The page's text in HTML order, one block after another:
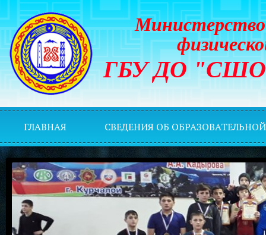
Министерство
ГБУ ДО "СШОР
ГЛАВНАЯ СВЕДЕНИЯ ОБ